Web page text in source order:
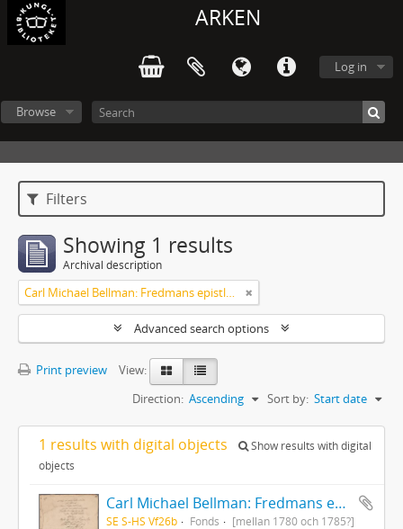
ARKEN
Log in
Browse
Filters
Showing 1 results
Archival description
Carl Michael Bellman: Fredmans epistlar och sånger m.fl. Bellman-texter
Advanced search options
Print preview
View:
Sort by: Start date
Direction: Ascending
1 results with digital objects
Show results with digital
objects
Carl Michael Bellman: Fredmans epistlar och sånger m.fl. Bellman-texter
SE S-HS Vf26b Fonds [mellan 1780 och 1785?]